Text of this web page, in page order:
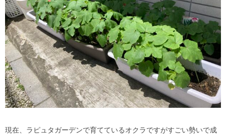
現在、ラピュタガーデンで育てているオクラですがすごい勢いで成